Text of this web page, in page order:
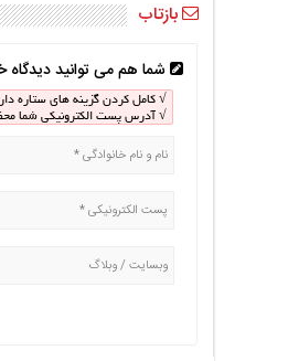
بازتاب
شما هم می توانید دیدگاه
√ کامل کردن گزینه های ستاره
√ آدرس پست الکترونیکی شما